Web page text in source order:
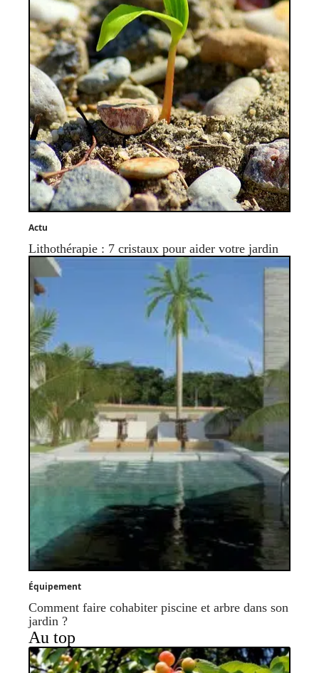
Actu
Lithothérapie : 7 cristaux pour aider votre jardin
Équipement
Comment faire cohabiter piscine et arbre dans son
jardin ?
Au top